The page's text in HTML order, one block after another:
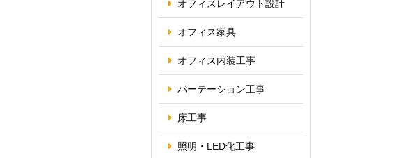
オフィス レイアウト設計
オフィス家具
オフィス内装工事
パーテーション工事
床工事
照明・ LED化工事